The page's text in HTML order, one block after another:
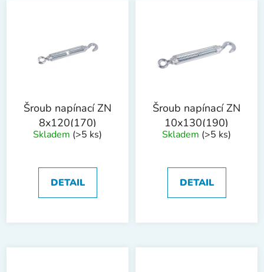
Šroub napínací ZN
8x120(170)
Skladem (>5 ks)
DETAIL
Šroub napínací ZN
10x130(190)
Skladem (>5 ks)
DETAIL